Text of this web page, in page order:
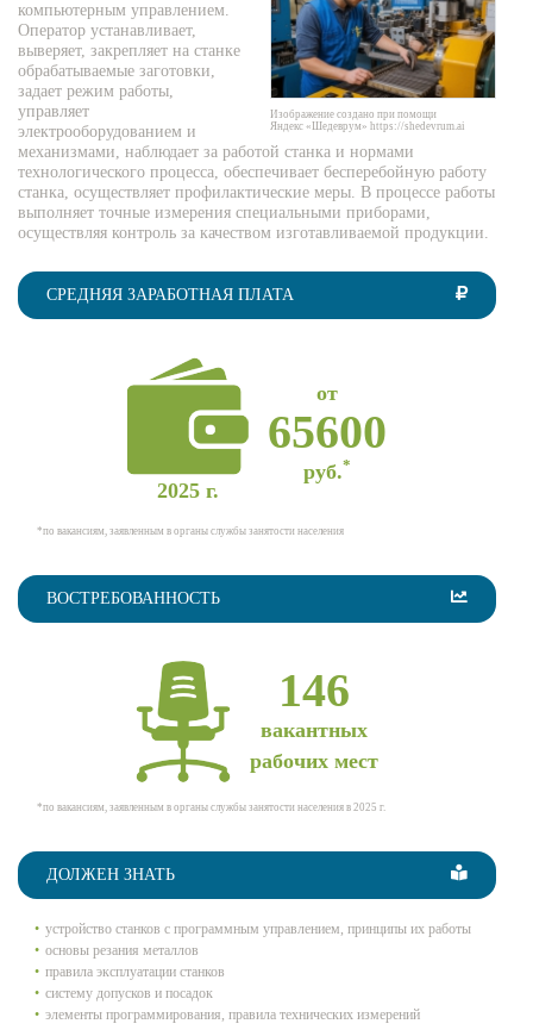
Изображение создано при помощи
Яндекс «Шедеврум» https://shedevrum.ai
компьютерным управлением.
Оператор устанавливает,
выверяет, закрепляет на станке
обрабатываемые заготовки,
задает режим работы,
управляет
электрооборудованием и
механизмами, наблюдает за работой станка и нормами
технологического процесса, обеспечивает бесперебойную работу
станка, осуществляет профилактические меры. В процессе работы
выполняет точные измерения специальными приборами,
осуществляя контроль за качеством изготавливаемой продукции.
СРЕДНЯЯ ЗАРАБОТНАЯ ПЛАТА
2025 г.
от
65600
руб.*
*по вакансиям, заявленным в органы службы занятости населения
ВОСТРЕБОВАННОСТЬ
146
вакантных
рабочих мест
*по вакансиям, заявленным в органы службы занятости населения в 2025 г.
ДОЛЖЕН ЗНАТЬ
устройство станков с программным управлением, принципы их работы
основы резания металлов
правила эксплуатации станков
систему допусков и посадок
элементы программирования, правила технических измерений